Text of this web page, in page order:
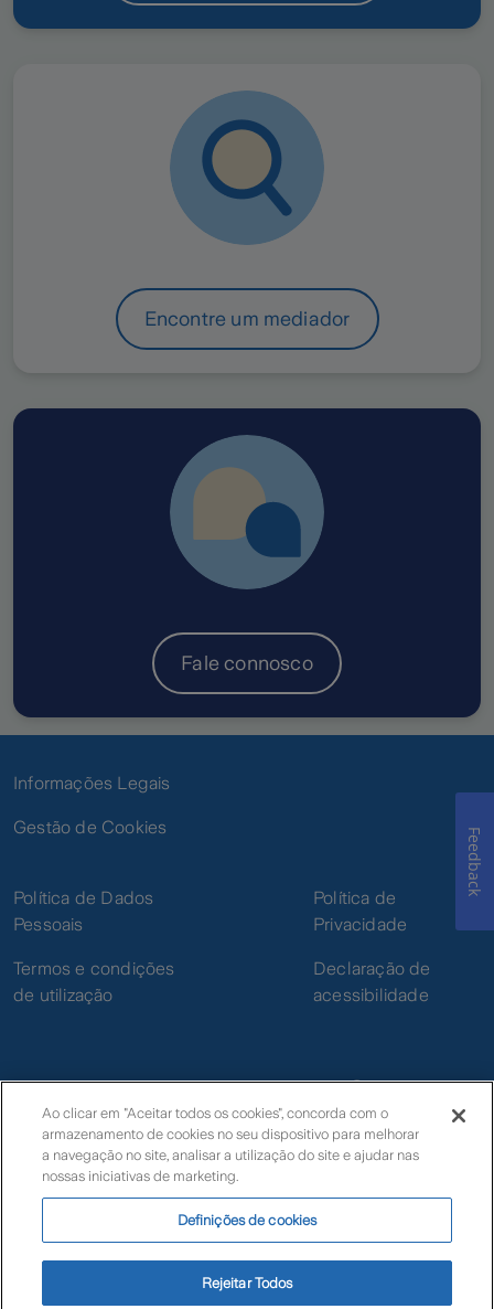
Encontre um mediador
Fale connosco
Informações Legais
Gestão de Cookies
Política de Dados
Pessoais
Termos e condições
de utilização
Política de
Privacidade
Declaração de
acessibilidade
© Zurich
Feedback
Ao clicar em "Aceitar todos os cookies", concorda com o
armazenamento de cookies no seu dispositivo para melhorar
a navegação no site, analisar a utilização do site e ajudar nas
nossas iniciativas de marketing.
Definições de cookies
Rejeitar Todos